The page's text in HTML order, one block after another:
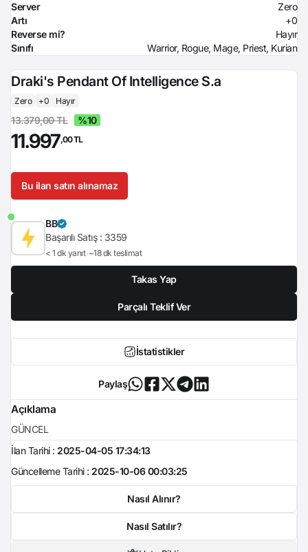
Server
Zero
Artı
+0
Reverse mi?
Hayır
Sınıfı
Warrior, Rogue, Mage, Priest, Kurian
Draki's Pendant Of Intelligence S.a
Zero +0 Hayır
13.379,00 TL %10
11.997,00 TL
Bu ilan satın alınamaz
BB
Başarılı Satış : 3359
< 1 dk yanıt ~18 dk teslimat
Takas Yap
Parçalı Teklif Ver
İstatistikler
Paylaş
Açıklama
GÜNCEL
İlan Tarihi : 2025-04-05 17:34:13
Güncelleme Tarihi : 2025-10-06 00:03:25
Nasıl Alınır?
Nasıl Satılır?